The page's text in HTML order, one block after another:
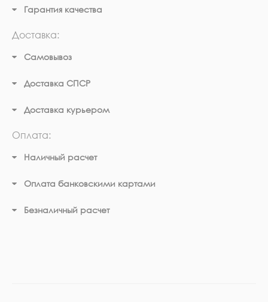
Гарантия качества
Доставка:
Самовывоз
Доставка СПСР
Доставка курьером
Оплата:
Наличный расчет
Оплата банковскими картами
Безналичный расчет